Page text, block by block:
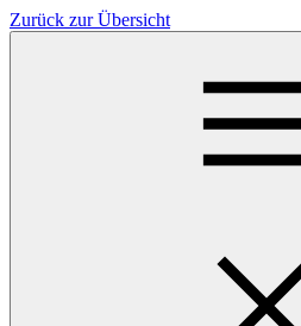
Zurück zur Übersicht